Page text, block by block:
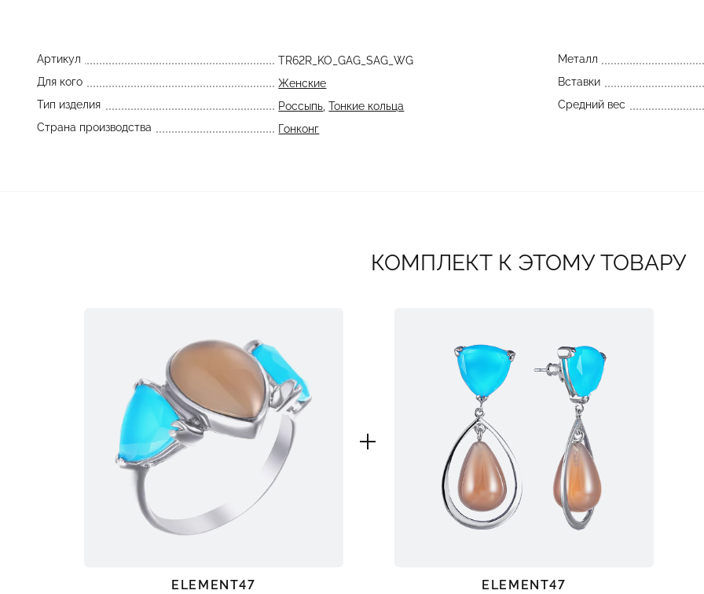
Артикул
TR62R_KO_GAG_SAG_WG
Для кого
Женские
Тип изделия
Россыпь ,Тонкие кольца
Страна производства
Гонконг
Металл
Вставки
Средний вес
КОМПЛЕКТ К ЭТОМУ ТОВАРУ
ELEMENT47 ELEMENT47